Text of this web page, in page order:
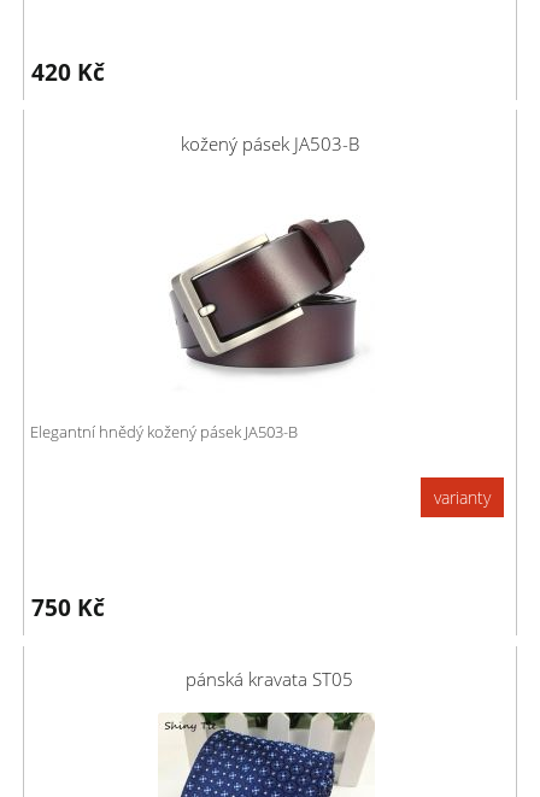
420 Kč
kožený pásek JA503-B
Elegantní hnědý kožený pásek JA503-B
varianty
750 Kč
pánská kravata ST05